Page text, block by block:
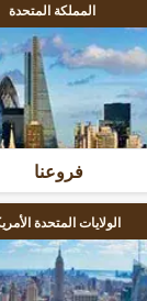
المملكة المتحدة
فروعنا
الولايات المتحدة